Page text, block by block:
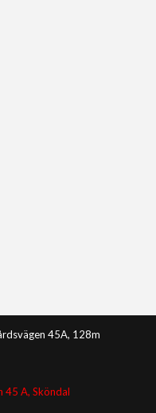
45A, 128m
45 A, Sköndal